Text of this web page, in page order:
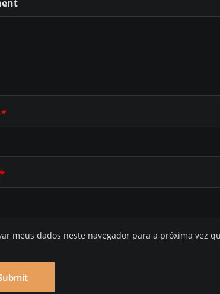
*
*
meus dados neste navegador para a próxima vez